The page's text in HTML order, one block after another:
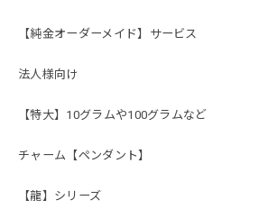
【純金オーダーメイド】サービス
法人様向け
【特大】10グラムや100グラムなど
チャーム【ペンダント】
【龍】シリーズ